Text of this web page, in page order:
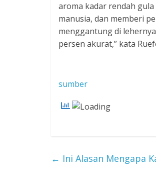
aroma kadar rendah
manusia, dan memberi
menggantung di
persen akurat,” kata
sumber
← Ini Alasan Mengapa